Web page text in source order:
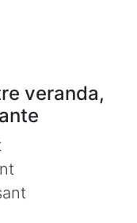
veranda,